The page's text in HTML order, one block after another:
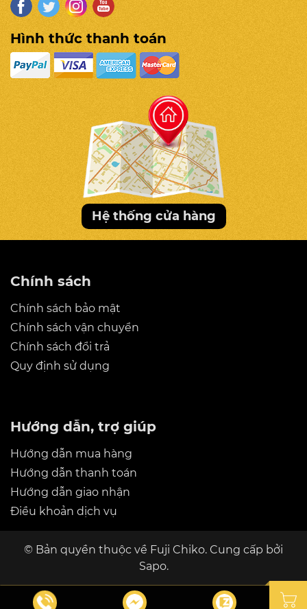
Hình thức thanh toán
Hệ thống cửa hàng
Chính sách
Chính sách bảo mật
Chính sách vận chuyển
Chính sách đổi trả
Quy định sử dụng
Hướng dẫn, trợ giúp
Hướng dẫn mua hàng
Hướng dẫn thanh toán
Hướng dẫn giao nhận
Điều khoản dịch vụ
© Bản quyền thuộc về Fuji Chiko. Cung cấp bởi
Sapo.